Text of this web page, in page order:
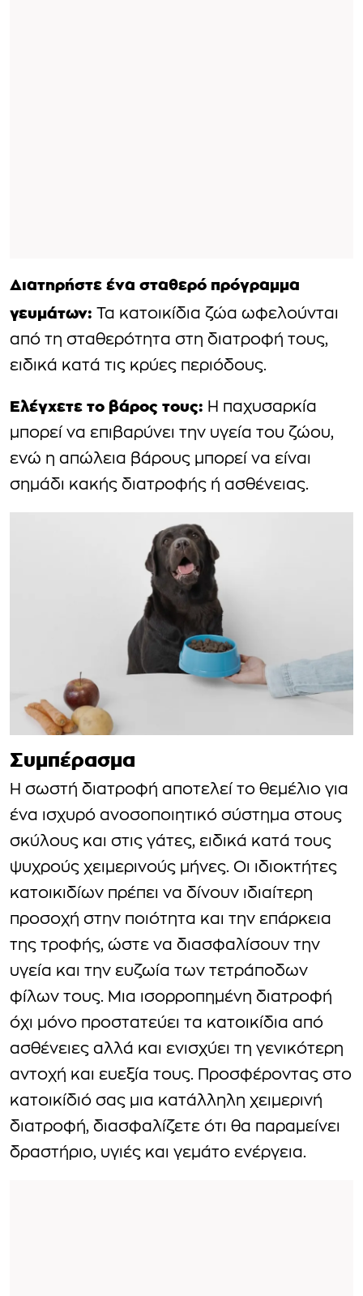
Διατηρήστε ένα σταθερό πρόγραμμα
γευμάτων: Τα κατοικίδια ζώα ωφελούνται
από τη σταθερότητα στη διατροφή τους,
ειδικά κατά τις κρύες περιόδους.
Ελέγχετε το βάρος τους: Η παχυσαρκία
μπορεί να επιβαρύνει την υγεία του ζώου,
ενώ η απώλεια βάρους μπορεί να είναι
σημάδι κακής διατροφής ή ασθένειας.
Συμπέρασμα
Η σωστή διατροφή αποτελεί το θεμέλιο για
ένα ισχυρό ανοσοποιητικό σύστημα στους
σκύλους και στις γάτες, ειδικά κατά τους
ψυχρούς χειμερινούς μήνες. Οι ιδιοκτήτες
κατοικιδίων πρέπει να δίνουν ιδιαίτερη
προσοχή στην ποιότητα και την επάρκεια
της τροφής, ώστε να διασφαλίσουν την
υγεία και την ευζωία των τετράποδων
φίλων τους. Μια ισορροπημένη διατροφή
όχι μόνο προστατεύει τα κατοικίδια από
ασθένειες αλλά και ενισχύει τη γενικότερη
αντοχή και ευεξία τους. Προσφέροντας στο
κατοικίδιό σας μια κατάλληλη χειμερινή
διατροφή, διασφαλίζετε ότι θα παραμείνει
δραστήριο, υγιές και γεμάτο ενέργεια.